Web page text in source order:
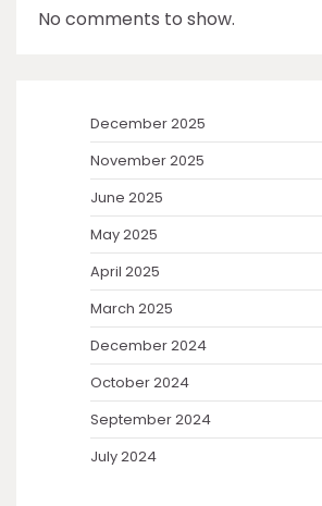
No comments to show.
December 2025
November 2025
June 2025
May 2025
April 2025
March 2025
December 2024
October 2024
September 2024
July 2024